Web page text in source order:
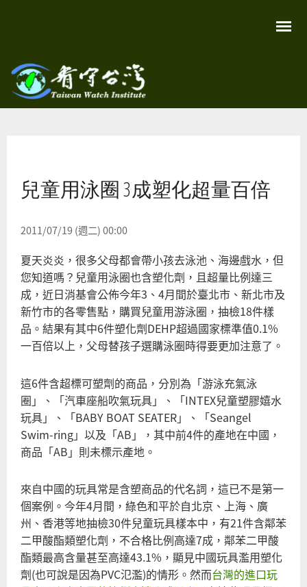
容
Watch
兒童用泳圈 3成塑化超量百倍
2011/07/19 (週二) 00:00
夏天炎炎，很多父母都會帶小孩去泳池、海邊戲水，但
您知道嗎？兒童用泳圈也含塑化劑，且超量比例達三
成，近日消基會公佈今年3、4月間於臺北市、新北市及
新竹市的各零售點，購買兒童用游泳圈，抽檢18件樣
品。結果有其中6件塑化劑DEHP超過國家標準值0.1%
一百倍以上，父母替孩子選購泳圈時得要更加注意了。
這6件含超標可塑劑的商品，分別為「游泳充氣泳
圈」、「汽車座船吹氣玩具」、「INTEX兒童塑膠嬉水
玩具」、「BABY BOAT SEATER」、「Seangel
Swim-ring」以及「AB」，其中前4件的產地在中國，
商品「AB」則未標示產地。
來自中國的玩具常是含塑商品的代名詞，這已不是第一
個案例。今年4月間，綠色和平於自北京、上海、廣
州、香港等地抽檢30件兒童玩具樣本中，有21件含鄰苯
二甲酸酯類塑化劑，不合格比例高達7成，鄰苯二甲酸
酯類最高含量甚至高達43.1%，顯見中國玩具濫用塑化
劑(也可說是因為PVC氾濫)的情形。然而台灣的進口玩